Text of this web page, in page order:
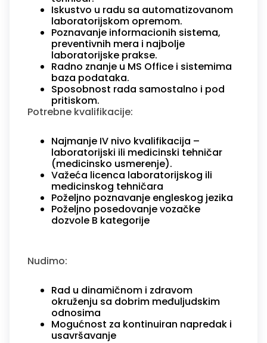
Iskustvo u radu sa automatizovanom
laboratorijskom opremom.
Poznavanje informacionih sistema,
preventivnih mera i najbolje
laboratorijske prakse.
Radno znanje u MS Office i sistemima
baza podataka.
Sposobnost rada samostalno i pod
pritiskom.
Potrebne kvalifikacije:
Najmanje IV nivo kvalifikacija –
laboratorijski ili medicinski tehničar
(medicinsko usmerenje).
Važeća licenca laboratorijskog ili
medicinskog tehničara
Poželjno poznavanje engleskog jezika
Poželjno posedovanje vozačke
dozvole B kategorije
Nudimo:
Rad u dinamičnom i zdravom
okruženju sa dobrim međuljudskim
odnosima
Mogućnost za kontinuiran napredak i
usavršavanje